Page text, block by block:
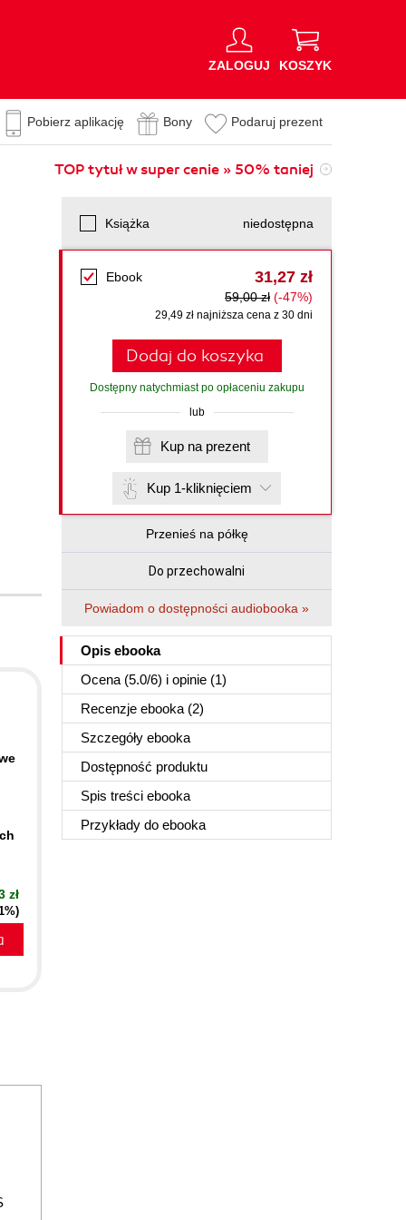
ZALOGUJ KOSZYK
Pobierz aplikację Bony Podaruj prezent
TOP tytuł w super cenie » 50% taniej
Książka niedostępna
Ebook 31,27 zł
59,00 zł (-47%)
29,49 zł najniższa cena z 30 dni
Dodaj do koszyka
Dostępny natychmiast po opłaceniu zakupu
lub
Kup na prezent
Kup 1-kliknięciem
Przenieś na półkę
Do przechowalni
Powiadom o dostępności audiobooka »
Opis ebooka
Ocena (5.0/6) i opinie (1)
Recenzje ebooka (2)
Szczegóły ebooka
Dostępność produktu
Spis treści ebooka
Przykłady do ebooka
zł